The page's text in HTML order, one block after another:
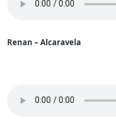
Renan – Alcaravela